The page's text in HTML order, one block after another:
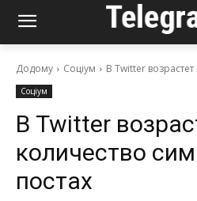
Додому Соціум В Twitter
Соціум
В Twitter
количество
постах